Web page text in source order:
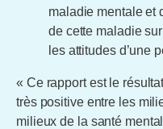
maladie mentale et
de cette maladie
les attitudes d’une
« Ce rapport est le
très positive entre les
milieux de la santé